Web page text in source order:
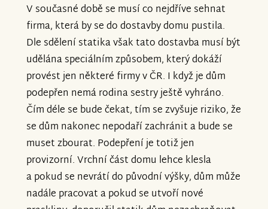
V současné době se musí co nejdříve sehnat
firma, která by se do dostavby domu pustila.
Dle sdělení statika však tato dostavba musí být
udělána speciálním způsobem, který dokáží
provést jen některé firmy v ČR. I když je dům
podepřen nemá rodina sestry ještě vyhráno.
Čím déle se bude čekat, tím se zvyšuje riziko, že
se dům nakonec nepodaří zachránit a bude se
muset zbourat. Podepření je totiž jen
provizorní. Vrchní část domu lehce klesla
a pokud se nevrátí do původní výšky, dům může
nadále pracovat a pokud se utvoří nové